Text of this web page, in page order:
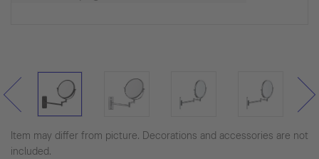
Item may differ from picture. Decorations and accessories are not
included.